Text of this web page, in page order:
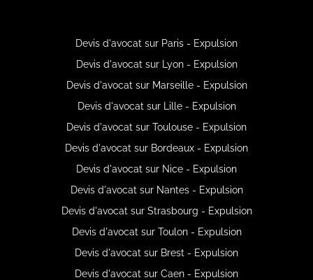
Devis d'avocat sur Paris - Expulsion
Devis d'avocat sur Lyon - Expulsion
Devis d'avocat sur Marseille - Expulsion
Devis d'avocat sur Lille - Expulsion
Devis d'avocat sur Toulouse - Expulsion
Devis d'avocat sur Bordeaux - Expulsion
Devis d'avocat sur Nice - Expulsion
Devis d'avocat sur Nantes - Expulsion
Devis d'avocat sur Strasbourg - Expulsion
Devis d'avocat sur Toulon - Expulsion
Devis d'avocat sur Brest - Expulsion
Devis d'avocat sur Caen - Expulsion